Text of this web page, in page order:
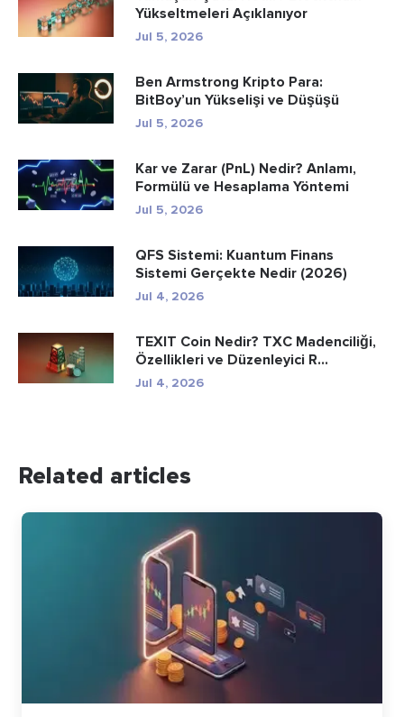
Yükseltmeleri Açıklanıyor
Jul 5, 2026
Ben Armstrong Kripto Para:
BitBoy’un Yükselişi ve Düşüşü
Jul 5, 2026
Kar ve Zarar (PnL) Nedir? Anlamı,
Formülü ve Hesaplama Yöntemi
Jul 5, 2026
QFS Sistemi: Kuantum Finans
Sistemi Gerçekte Nedir (2026)
Jul 4, 2026
TEXIT Coin Nedir? TXC Madenciliği,
Özellikleri ve Düzenleyici R...
Jul 4, 2026
Related articles